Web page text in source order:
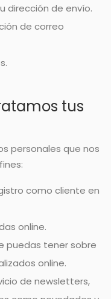
dirección de envío.
de correo
tus
personales que nos
como cliente en
online.
puedas tener sobre
online.
de newsletters,